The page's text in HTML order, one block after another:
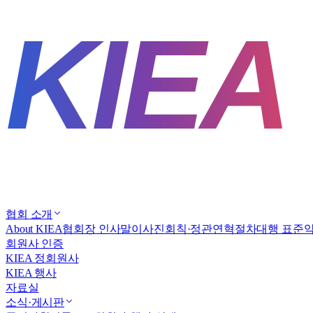
협회 소개
About KIEA협회장 인사말이사진회칙·정관연혁절차대행 표준
회원사 인증
KIEA 정회원사
KIEA 행사
자료실
소식·게시판